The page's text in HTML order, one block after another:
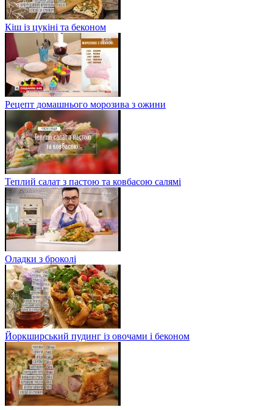
Кіш із цукіні та беконом
Рецепт домашнього морозива з ожини
Теплий салат з пастою та ковбасою салямі
Оладки з броколі
Йоркширський пудинг із овочами і беконом